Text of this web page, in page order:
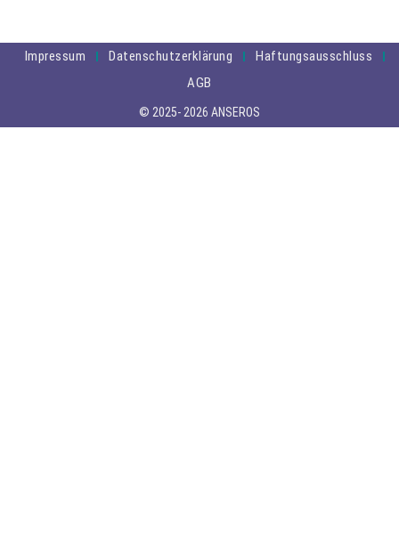
Impressum Datenschutzerklärung
Haftungsausschluss
AGB
© 2025- 2026 ANSEROS